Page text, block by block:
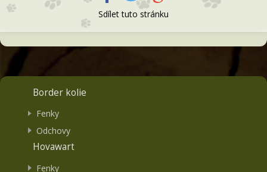
Sdílet tuto stránku
Border kolie
Fenky
Odchovy
Hovawart
Fenky